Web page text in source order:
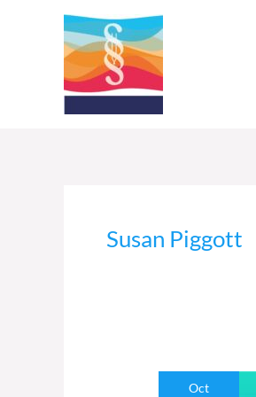
Susan Piggott
Oct